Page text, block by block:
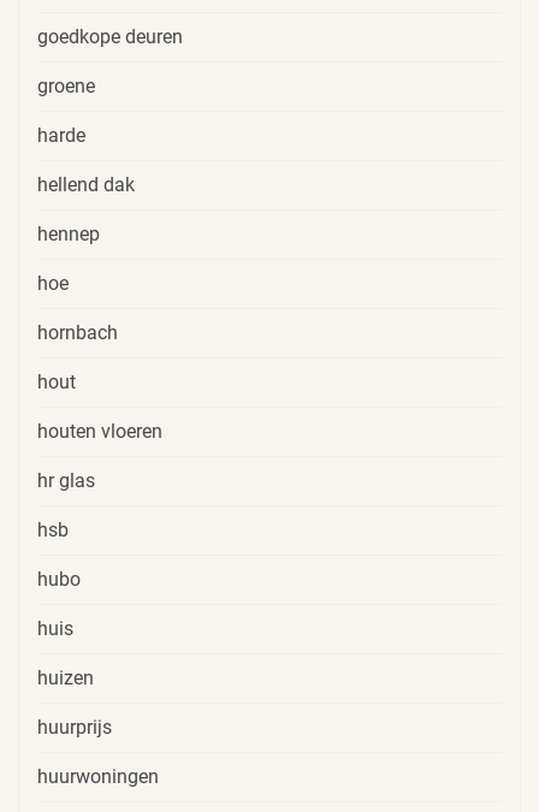
goedkope deuren
groene
harde
hellend dak
hennep
hoe
hornbach
hout
houten vloeren
hr glas
hsb
hubo
huis
huizen
huurprijs
huurwoningen